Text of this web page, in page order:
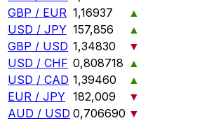
GBP / EUR 1,16937
▲
USD / JPY 157,856
▲
GBP / USD 1,34830
▼
USD / CHF 0,808718 ▲
USD / CAD 1,39460
▲
EUR / JPY 182,009
▼
AUD / USD 0,706690 ▼